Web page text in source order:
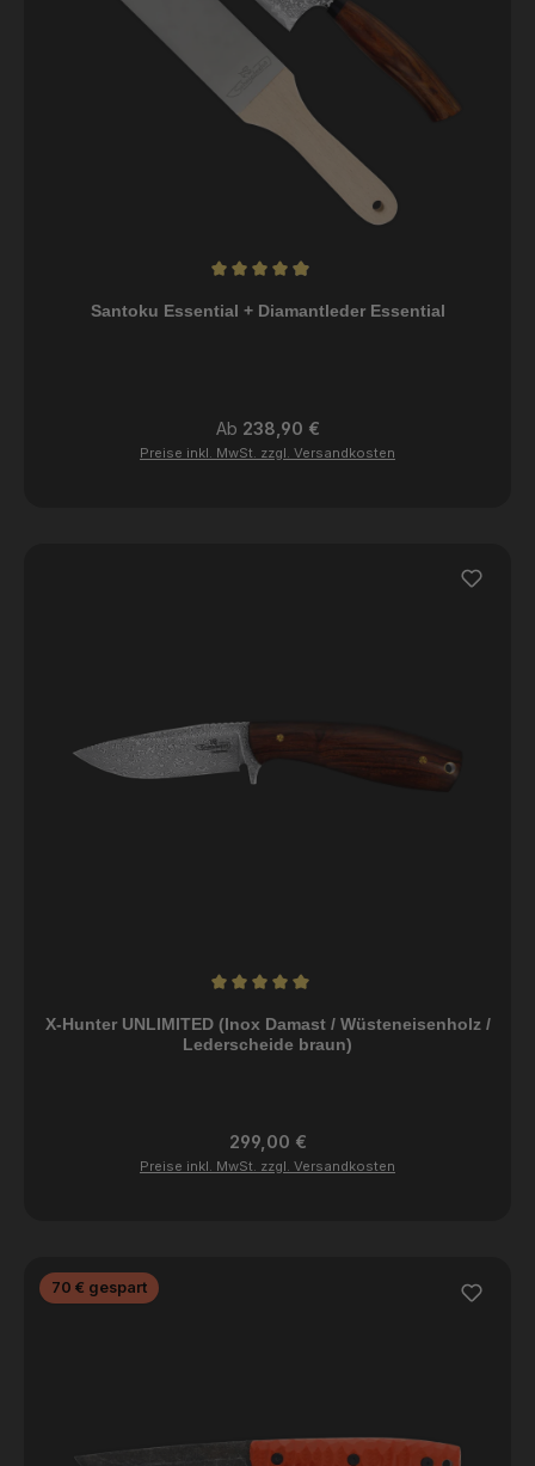
Santoku Essential + Diamantleder Essential
Regulärer Preis:
Ab 238,90 €
Preise inkl. MwSt. zzgl. Versandkosten
X-Hunter UNLIMITED (Inox Damast / Wüsteneisenholz /
Lederscheide braun)
Regulärer Preis:
299,00 €
Preise inkl. MwSt. zzgl. Versandkosten
70 € gespartRabatt